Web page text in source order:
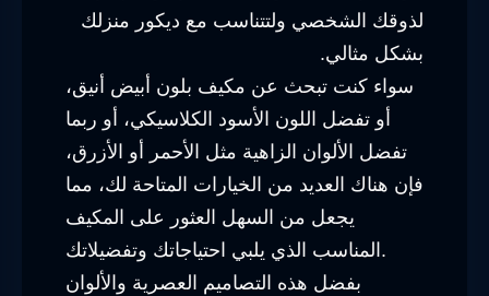
لذوقك الشخصي ولتتناسب مع ديكور منزلك
بشكل مثالي.
سواء كنت تبحث عن مكيف بلون أبيض أنيق،
أو تفضل اللون الأسود الكلاسيكي، أو ربما
تفضل الألوان الزاهية مثل الأحمر أو الأزرق،
فإن هناك العديد من الخيارات المتاحة لك، مما
يجعل من السهل العثور على المكيف
المناسب الذي يلبي احتياجاتك وتفضيلاتك.
بفضل هذه التصاميم العصرية والألوان